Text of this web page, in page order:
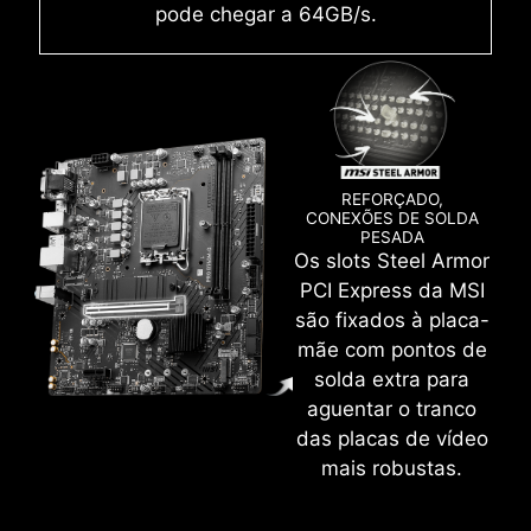
MAIS INCENTIVO AO DIY
CERTIFICADO WINDOWS 11
pode chegar a 64GB/s.
REFORÇADO,
CONEXÕES DE SOLDA
PESADA
Os slots Steel Armor
PCI Express da MSI
são fixados à placa-
mãe com pontos de
solda extra para
aguentar o tranco
das placas de vídeo
mais robustas.
solda de slot, eletromagnetismo e
tecnologia Memory Boost, as placas-mãe
MSI transmitem um sinal DDR5 de alta
frequência limpo e puro.
Crie sua própria obra de arte colorida com
facilidade. Derrame qualquer cor que desejar
com apenas alguns cliques!